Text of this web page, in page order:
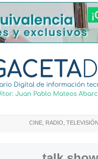
CINE, RADIO,